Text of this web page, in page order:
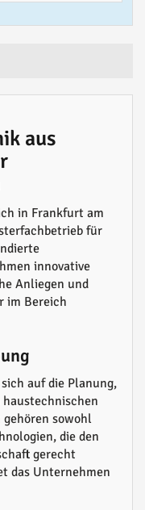
aus
in Frankfurt am
für
innovative
Anliegen und
im Bereich
auf die Planung,
sowohl
die den
gerecht
das Unternehmen